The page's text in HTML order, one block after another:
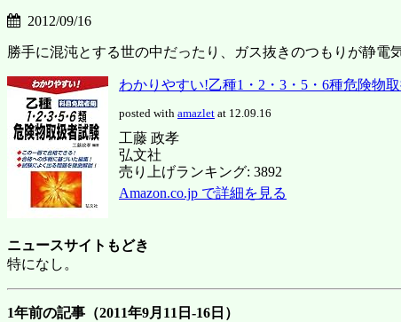
2012/09/16
勝手に混沌とする世の中だったり、ガス抜きのつもりが静電
わかりやすい!乙種1・2・3・5・6種危険物
posted with amazlet at 12.09.16
工藤 政孝
弘文社
売り上げランキング: 3892
Amazon.co.jp で詳細を見る
ニュースサイトもどき
特になし。
1年前の記事（2011年9月11日-16日）